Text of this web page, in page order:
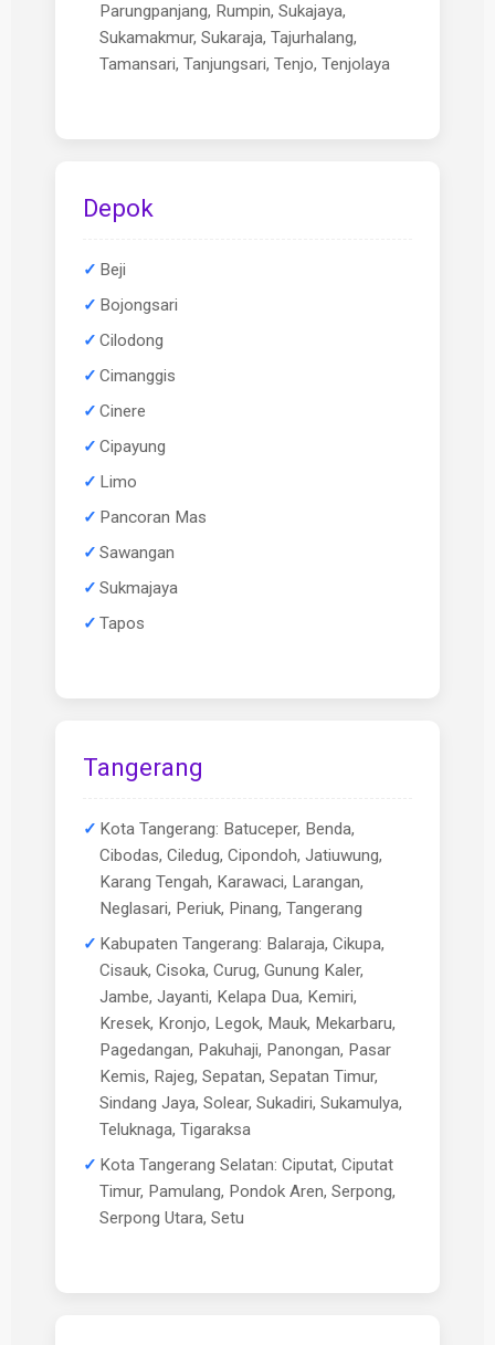
Parungpanjang, Rumpin, Sukajaya,
Sukamakmur, Sukaraja, Tajurhalang,
Tamansari, Tanjungsari, Tenjo, Tenjolaya
Depok
Beji
Bojongsari
Cilodong
Cimanggis
Cinere
Cipayung
Limo
Pancoran Mas
Sawangan
Sukmajaya
Tapos
Tangerang
Kota Tangerang: Batuceper, Benda,
Cibodas, Ciledug, Cipondoh, Jatiuwung,
Karang Tengah, Karawaci, Larangan,
Neglasari, Periuk, Pinang, Tangerang
Kabupaten Tangerang: Balaraja, Cikupa,
Cisauk, Cisoka, Curug, Gunung Kaler,
Jambe, Jayanti, Kelapa Dua, Kemiri,
Kresek, Kronjo, Legok, Mauk, Mekarbaru,
Pagedangan, Pakuhaji, Panongan, Pasar
Kemis, Rajeg, Sepatan, Sepatan Timur,
Sindang Jaya, Solear, Sukadiri, Sukamulya,
Teluknaga, Tigaraksa
Kota Tangerang Selatan: Ciputat, Ciputat
Timur, Pamulang, Pondok Aren, Serpong,
Serpong Utara, Setu